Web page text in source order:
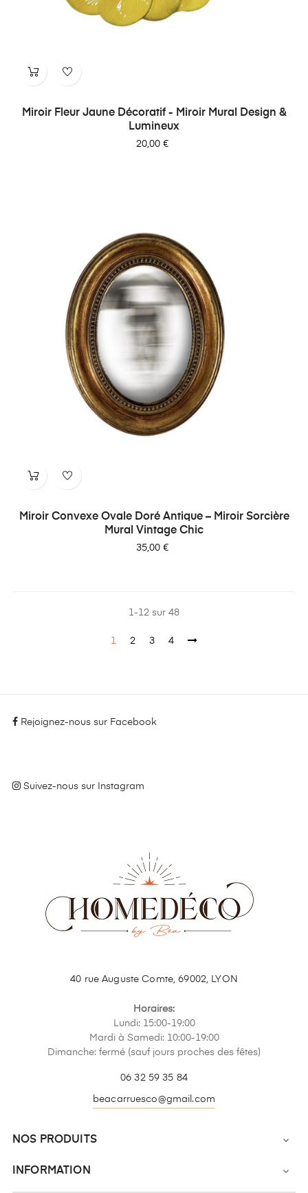
Miroir Fleur Jaune Décoratif - Miroir Mural Design &
Lumineux
Prix
20,00 €
Miroir Convexe Ovale Doré Antique – Miroir Sorcière
Mural Vintage Chic
Prix
35,00 €
1-12 sur 48
1 2 3 4
Rejoignez-nous sur Facebook
Suivez-nous sur Instagram
40 rue Auguste Comte, 69002, LYON
Horaires:
Lundi: 15:00-19:00
Mardi à Samedi: 10:00-19:00
Dimanche: fermé (sauf jours proches des fêtes)
06 32 59 35 84
beacarruesco@gmail.com
NOS PRODUITS 
INFORMATION 